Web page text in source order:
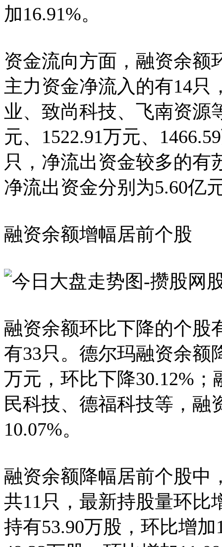
加16.91%。
资金流向方面，融资余额
主力资金净流入的有14只
业、致尚科技、飞南资源
元、1522.91万元、
只，净流出资金较多的有
净流出资金分别为5.60亿
融资余额增幅居前个股
融资余额环比下降的个股
有33只。德尔玛融资余额
万元，环比下降30.12%
民科技、德福科技等，融
10.07%。
融资余额降幅居前个股中
共11只，最新持股量环比
持有53.90万股，环比增